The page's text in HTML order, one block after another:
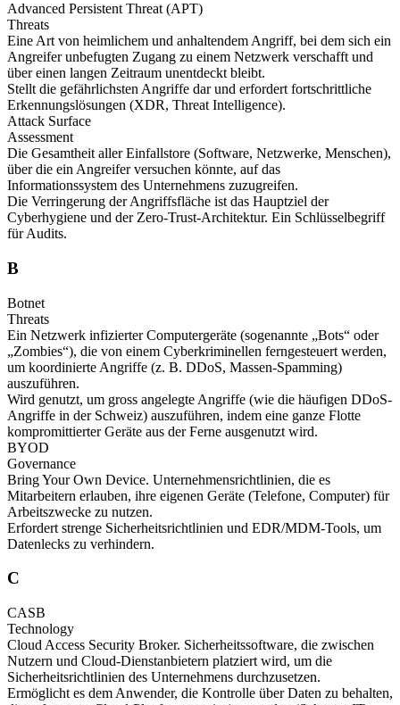
Advanced Persistent Threat (APT)
Threats
Eine Art von heimlichem und anhaltendem Angriff, bei dem sich ein
Angreifer unbefugten Zugang zu einem Netzwerk verschafft und
über einen langen Zeitraum unentdeckt bleibt.
Stellt die gefährlichsten Angriffe dar und erfordert fortschrittliche
Erkennungslösungen (XDR, Threat Intelligence).
Attack Surface
Assessment
Die Gesamtheit aller Einfallstore (Software, Netzwerke, Menschen),
über die ein Angreifer versuchen könnte, auf das
Informationssystem des Unternehmens zuzugreifen.
Die Verringerung der Angriffsfläche ist das Hauptziel der
Cyberhygiene und der Zero-Trust-Architektur. Ein Schlüsselbegriff
für Audits.
B
Botnet
Threats
Ein Netzwerk infizierter Computergeräte (sogenannte „Bots“ oder
„Zombies“), die von einem Cyberkriminellen ferngesteuert werden,
um koordinierte Angriffe (z. B. DDoS, Massen-Spamming)
auszuführen.
Wird genutzt, um gross angelegte Angriffe (wie die häufigen DDoS-
Angriffe in der Schweiz) auszuführen, indem eine ganze Flotte
kompromittierter Geräte aus der Ferne ausgenutzt wird.
BYOD
Governance
Bring Your Own Device. Unternehmensrichtlinien, die es
Mitarbeitern erlauben, ihre eigenen Geräte (Telefone, Computer) für
Arbeitszwecke zu nutzen.
Erfordert strenge Sicherheitsrichtlinien und EDR/MDM-Tools, um
Datenlecks zu verhindern.
C
CASB
Technology
Cloud Access Security Broker. Sicherheitssoftware, die zwischen
Nutzern und Cloud-Dienstanbietern platziert wird, um die
Sicherheitsrichtlinien des Unternehmens durchzusetzen.
Ermöglicht es dem Anwender, die Kontrolle über Daten zu behalten,